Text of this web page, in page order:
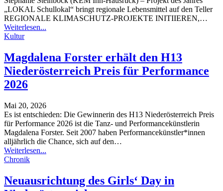
„LOKAL Schullokal“ bringt regionale Lebensmittel auf den Teller
REGIONALE KLIMASCHUTZ-PROJEKTE INITIIEREN,…
Weiterlesen...
Kultur
Magdalena Forster erhält den H13
Niederösterreich Preis für Performance
2026
Mai 20, 2026
Es ist entschieden: Die Gewinnerin des H13 Niederösterreich Preis
für Performance 2026 ist die Tanz- und Performancekünstlerin
Magdalena Forster. Seit 2007 haben Performancekünstler*innen
alljährlich die Chance, sich auf den…
Weiterlesen...
Chronik
Neuausrichtung des Girls‘ Day in